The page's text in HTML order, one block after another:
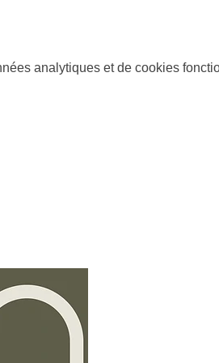
analytiques et de cookies